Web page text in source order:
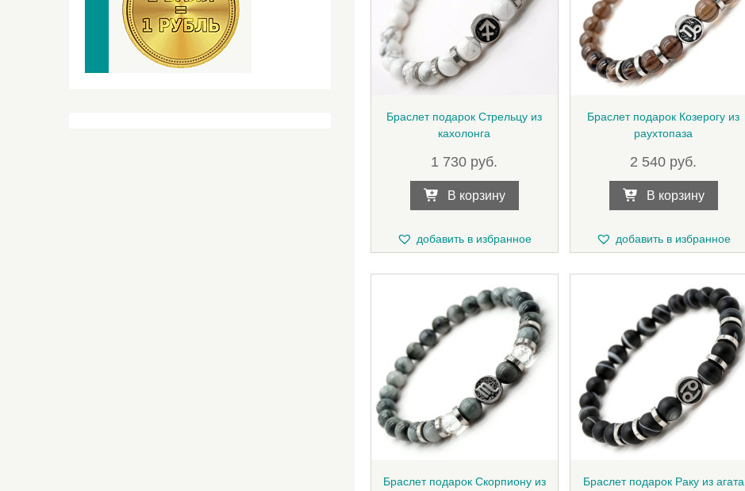
Браслет подарок Стрельцу из
кахолонга
1 730 руб.
В корзину
добавить в избранное
Браслет подарок Козерогу из
раухтопаза
2 540 руб.
В корзину
добавить в избранное
Браслет подарок Скорпиону из
Браслет подарок Раку из агата